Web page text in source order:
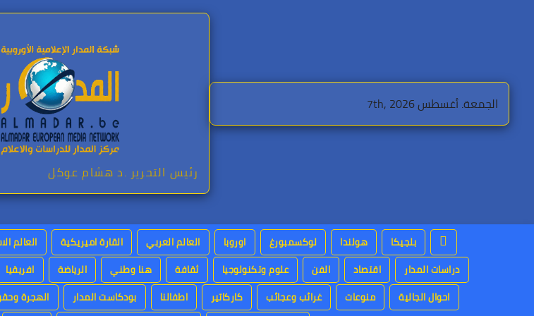
الجمعة. أغسطس 7th, 2026
رئيس التحرير .د هشام عوكل
بلجيكا هولندا لوكسمبورغ اوروبا العالم العربي القارة اميريكية العالم
دراسات المدار
اقتصاد الفن علوم وتكنولوجيا ثقافة هنا وطني الرياضة افريقيا
احوال الجالية
منوعات غرائب وعجائب كاركاتير اطفالنا بودكاست المدار الهجرة